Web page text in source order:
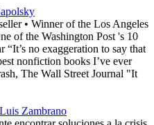
• Winner of the Los Angeles
of the Washington Post 's 10
“It’s no exaggeration to say that
nonfiction books I’ve ever
The Wall Street Journal "It
Zambrano